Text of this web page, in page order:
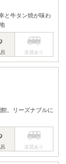
と牛タン焼が味わ
。リーズナブルに